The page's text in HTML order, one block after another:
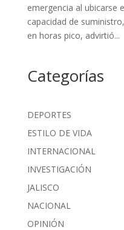
emergencia al ubicarse
capacidad de
en horas pico, advirtió...
Categorías
DEPORTES
ESTILO DE VIDA
INTERNACIONAL
INVESTIGACIÓN
JALISCO
NACIONAL
OPINIÓN